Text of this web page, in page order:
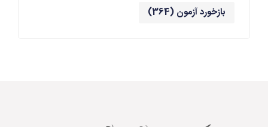
بازخورد آزمون(364)